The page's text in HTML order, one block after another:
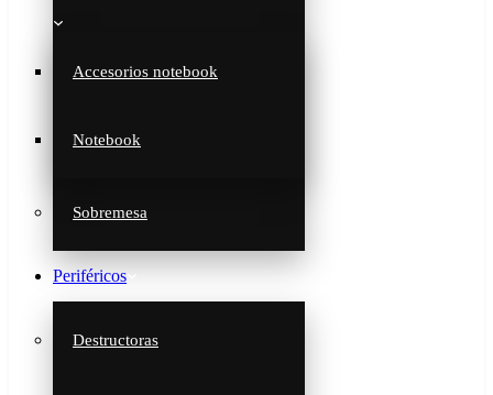
Accesorios notebook
Notebook
Sobremesa
Periféricos
Destructoras